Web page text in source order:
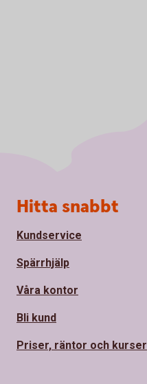
Sidfot
Hitta snabbt
Kundservice
Spärrhjälp
Våra kontor
Bli kund
Priser, räntor och kurser